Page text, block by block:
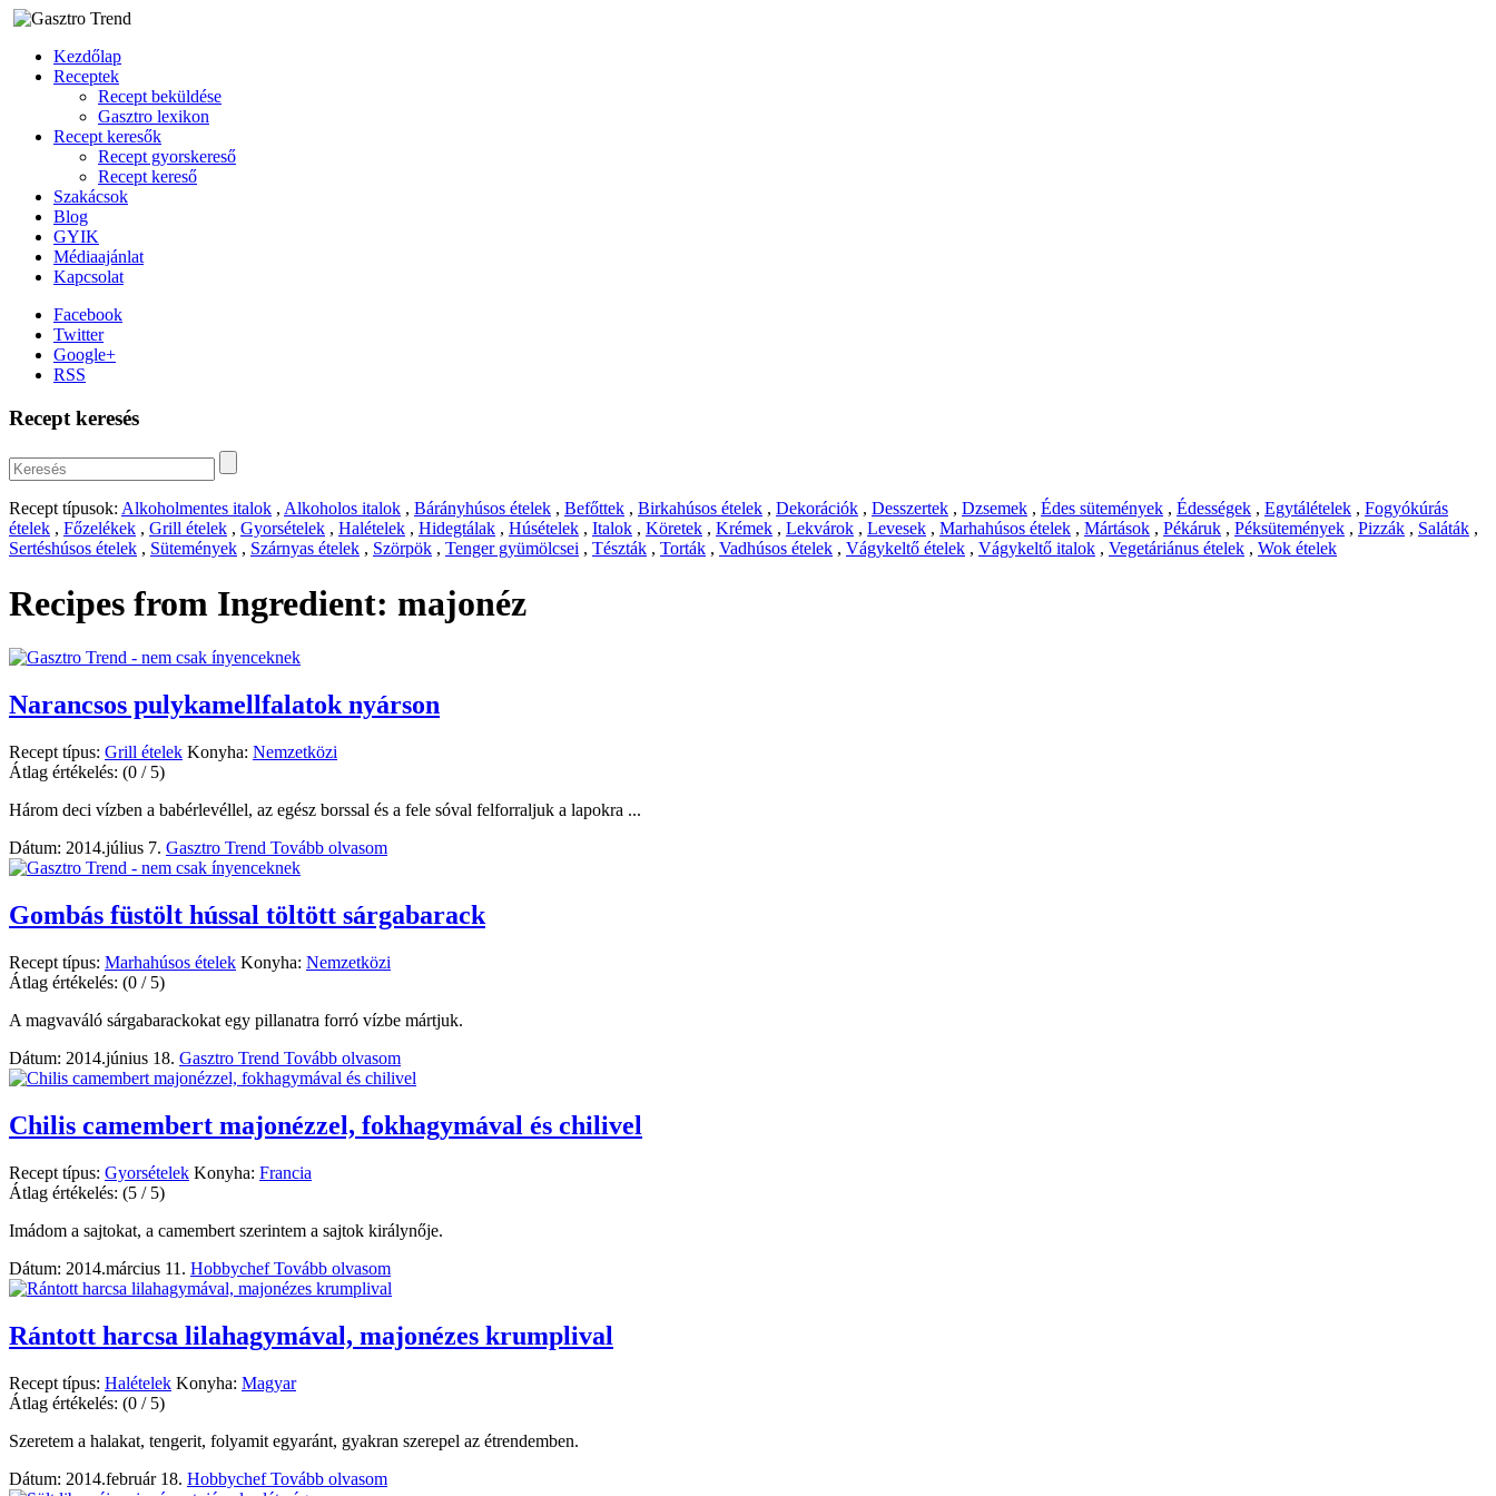
Kezdőlap
Receptek
Recept beküldése
Gasztro lexikon
Recept keresők
Recept gyorskereső
Recept kereső
Szakácsok
Blog
GYIK
Médiaajánlat
Kapcsolat
Facebook
Twitter
Google+
RSS
Recept keresés
Recept típusok: Alkoholmentes italok , Alkoholos italok , Bárányhúsos ételek , Befőttek , Birkahúsos ételek , Dekorációk , Desszertek , Dzsemek , Édes sütemények , Édességek , Egytálételek , Fogyókúrás
ételek , Főzelékek , Grill ételek , Gyorsételek , Halételek , Hidegtálak , Húsételek , Italok , Köretek , Krémek , Lekvárok , Levesek , Marhahúsos ételek , Mártások , Pékáruk , Péksütemények , Pizzák , Saláták ,
Sertéshúsos ételek , Sütemények , Szárnyas ételek , Szörpök , Tenger gyümölcsei , Tészták , Torták , Vadhúsos ételek , Vágykeltő ételek , Vágykeltő italok , Vegetáriánus ételek , Wok ételek
Recipes from Ingredient: majonéz
Narancsos pulykamellfalatok nyárson
Recept típus: Grill ételek Konyha: Nemzetközi
Átlag értékelés: (0 / 5)
Három deci vízben a babérlevéllel, az egész borssal és a fele sóval felforraljuk a lapokra ...
Dátum: 2014.július 7. Gasztro Trend Tovább olvasom
Gombás füstölt hússal töltött sárgabarack
Recept típus: Marhahúsos ételek Konyha: Nemzetközi
Átlag értékelés: (0 / 5)
A magvaváló sárgabarackokat egy pillanatra forró vízbe mártjuk.
Dátum: 2014.június 18. Gasztro Trend Tovább olvasom
Chilis camembert majonézzel, fokhagymával és chilivel
Recept típus: Gyorsételek Konyha: Francia
Átlag értékelés: (5 / 5)
Imádom a sajtokat, a camembert szerintem a sajtok királynője.
Dátum: 2014.március 11. HobbychefTovább olvasom
Rántott harcsa lilahagymával, majonézes krumplival
Recept típus: Halételek Konyha: Magyar
Átlag értékelés: (0 / 5)
Szeretem a halakat, tengerit, folyamit egyaránt, gyakran szerepel az étrendemben.
Dátum: 2014.február 18. HobbychefTovább olvasom